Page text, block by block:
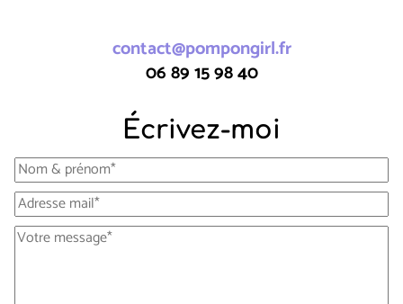
contact@pompongirl.fr
06 89 15 98 40
Écrivez-moi